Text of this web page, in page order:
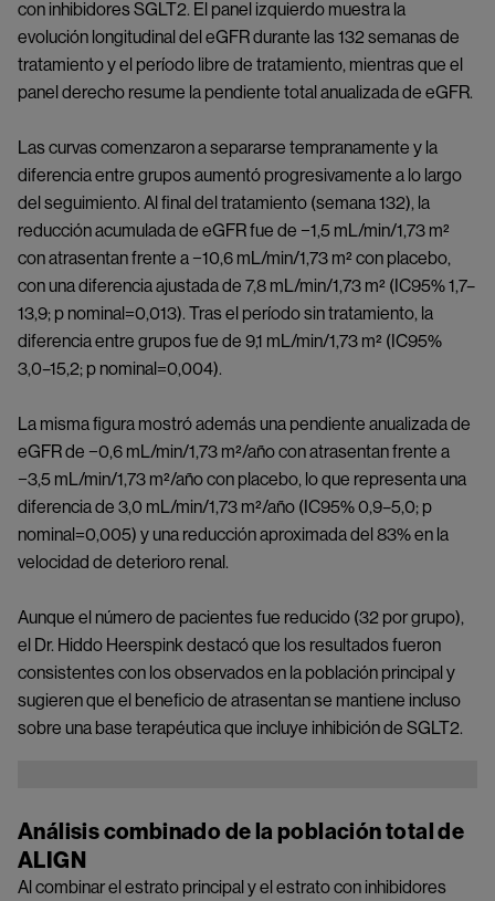
con inhibidores SGLT2. El panel izquierdo muestra la
evolución longitudinal del eGFR durante las 132 semanas de
tratamiento y el período libre de tratamiento, mientras que el
panel derecho resume la pendiente total anualizada de eGFR.
Las curvas comenzaron a separarse tempranamente y la
diferencia entre grupos aumentó progresivamente a lo largo
del seguimiento. Al final del tratamiento (semana 132), la
reducción acumulada de eGFR fue de −1,5 mL/min/1,73 m²
con atrasentan frente a −10,6 mL/min/1,73 m² con placebo,
con una diferencia ajustada de 7,8 mL/min/1,73 m² (IC95% 1,7–
13,9; p nominal=0,013). Tras el período sin tratamiento, la
diferencia entre grupos fue de 9,1 mL/min/1,73 m² (IC95%
3,0–15,2; p nominal=0,004).
La misma figura mostró además una pendiente anualizada de
eGFR de −0,6 mL/min/1,73 m²/año con atrasentan frente a
−3,5 mL/min/1,73 m²/año con placebo, lo que representa una
diferencia de 3,0 mL/min/1,73 m²/año (IC95% 0,9–5,0; p
nominal=0,005) y una reducción aproximada del 83% en la
velocidad de deterioro renal.
Aunque el número de pacientes fue reducido (32 por grupo),
el Dr. Hiddo Heerspink destacó que los resultados fueron
consistentes con los observados en la población principal y
sugieren que el beneficio de atrasentan se mantiene incluso
sobre una base terapéutica que incluye inhibición de SGLT2.
Análisis combinado de la población total de
ALIGN
Al combinar el estrato principal y el estrato con inhibidores